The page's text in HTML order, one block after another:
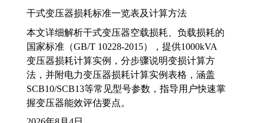
干式变压器损耗标准一览表及计算方法
本文详细解析干式变压器空载损耗、负载损耗的
国家标准（GB/T 10228-2015），提供1000kVA
变压器损耗计算实例，分步骤说明变损计算方
法，并附电力变压器损耗计算实例表格，涵盖
SCB10/SCB13等常见型号参数，指导用户快速掌
握变压器能效评估要点。